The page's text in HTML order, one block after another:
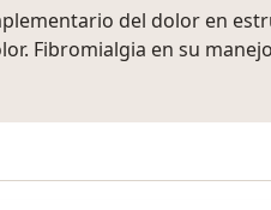
del dolor en
Fibromialgia en su